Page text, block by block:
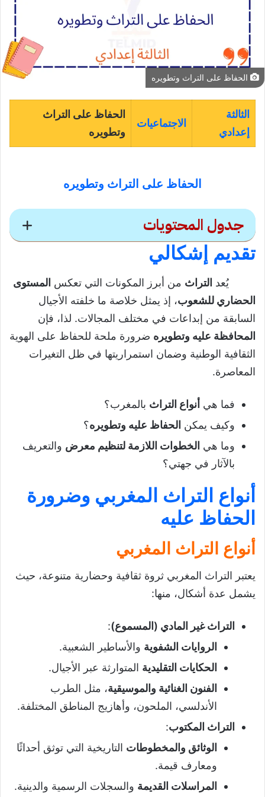
الحفاظ على التراث وتطويره
الثالثة
إعدادي
الاجتماعيات
الحفاظ على التراث
وتطويره
الحفاظ على التراث وتطويره
جدول المحتويات
الحفاظ على التراث وتطويره
تقديم إشكالي
أنواع التراث المغربي وضرورة الحفاظ عليه
أنواع التراث المغربي
أهمية الحفاظ على التراث وتطويره
تنظيم معرض حول روافد التراث الفني
تنوع روافد التراث الفني المغربي
التدرب على تنظيم معرض حول التراث
المغربي
مرحلة الإعداد
مرحلة العرض
مرحلة التقييم
جمع المعطيات
تصنيف المعالم الأثرية
إنجاز الدليل
خاتمة
تحميل درس الحفاظ على التراث وتطويره
تقديم إشكالي
يُعد التراث من أبرز المكونات التي تعكس المستوى
الحضاري للشعوب، إذ يمثل خلاصة ما خلفته الأجيال
السابقة من إبداعات في مختلف المجالات. لذا، فإن
المحافظة عليه وتطويره ضرورة ملحة للحفاظ على الهوية
الثقافية الوطنية وضمان استمراريتها في ظل التغيرات
المعاصرة.
فما هي أنواع التراث بالمغرب؟
وكيف يمكن الحفاظ عليه وتطويره؟
وما هي الخطوات اللازمة لتنظيم معرض والتعريف
بالآثار في جهتي؟
أنواع التراث المغربي وضرورة
الحفاظ عليه
أنواع التراث المغربي
يعتبر التراث المغربي ثروة ثقافية وحضارية متنوعة، حيث
يشمل عدة أشكال، منها:
التراث غير المادي (المسموع):
الروايات الشفوية والأساطير الشعبية.
الحكايات التقليدية المتوارثة عبر الأجيال.
الفنون الغنائية والموسيقية، مثل الطرب
الأندلسي، الملحون، وأهازيج المناطق المختلفة.
التراث المكتوب:
الوثائق والمخطوطات التاريخية التي توثق أحداثًا
ومعارف قيمة.
المراسلات القديمة والسجلات الرسمية والدينية.